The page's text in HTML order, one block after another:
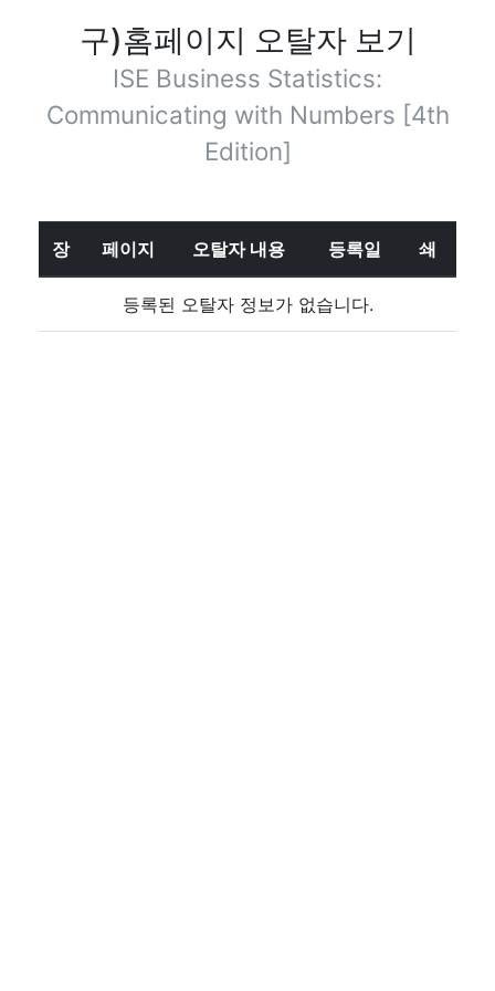
구)홈페이지 오탈자 보기
ISE Business Statistics:
Communicating with Numbers [4th
Edition]
장 페이지 오탈자 내용 등록일 쇄
등록된 오탈자 정보가 없습니다.